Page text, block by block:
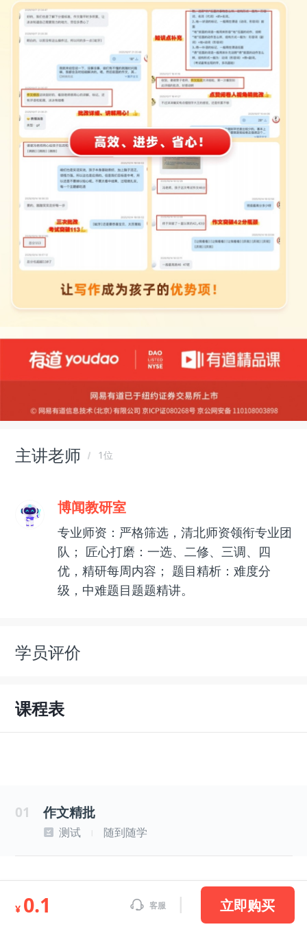
主讲老师 1位
博闻教研室
专业师资：严格筛选，清北师资领衔专业团
队； 匠心打磨：一选、二修、三调、四
优，精研每周内容； 题目精析：难度分
级，中难题目题题精讲。
学员评价
课程表
01 作文精批
测试 随到随学
¥ 0.1 客服 立即购买